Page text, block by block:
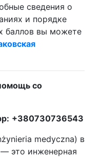
сведения о
и порядке
баллов вы можете
со
+380730736543
medyczna) в
это инженерная